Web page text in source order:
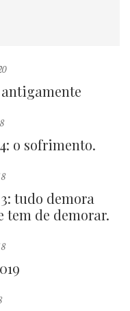
o sofrimento.
tudo demora
tem de demorar.